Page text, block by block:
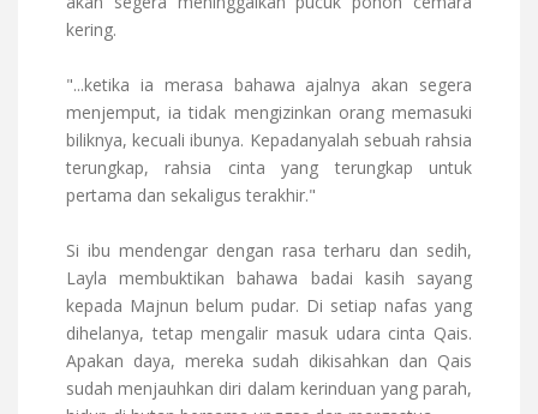
kering.
"...ketika ia merasa bahawa ajalnya akan segera
menjemput, ia tidak mengizinkan orang memasuki
biliknya, kecuali ibunya. Kepadanyalah sebuah rahsia
terungkap, rahsia cinta yang terungkap untuk
pertama dan sekaligus terakhir."
Si ibu mendengar dengan rasa terharu dan sedih,
Layla membuktikan bahawa badai kasih sayang
kepada Majnun belum pudar. Di setiap nafas yang
dihelanya, tetap mengalir masuk udara cinta Qais.
Apakan daya, mereka sudah dikisahkan dan Qais
sudah menjauhkan diri dalam kerinduan yang parah,